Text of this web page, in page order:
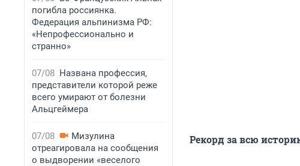
погибла россиянка.
Федерация альпинизма РФ:
«Непрофессионально и
странно»
07/08 Названа профессия,
представители которой реже
всего умирают от болезни
Альцгеймера
07/08
Мизулина
отреагировала на сообщения
о выдворении «веселого
Рекорд за всю